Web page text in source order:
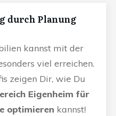
durch Planung
kannst mit der
viel erreichen.
zeigen Dir, wie Du
Eigenheim für
optimieren kannst!